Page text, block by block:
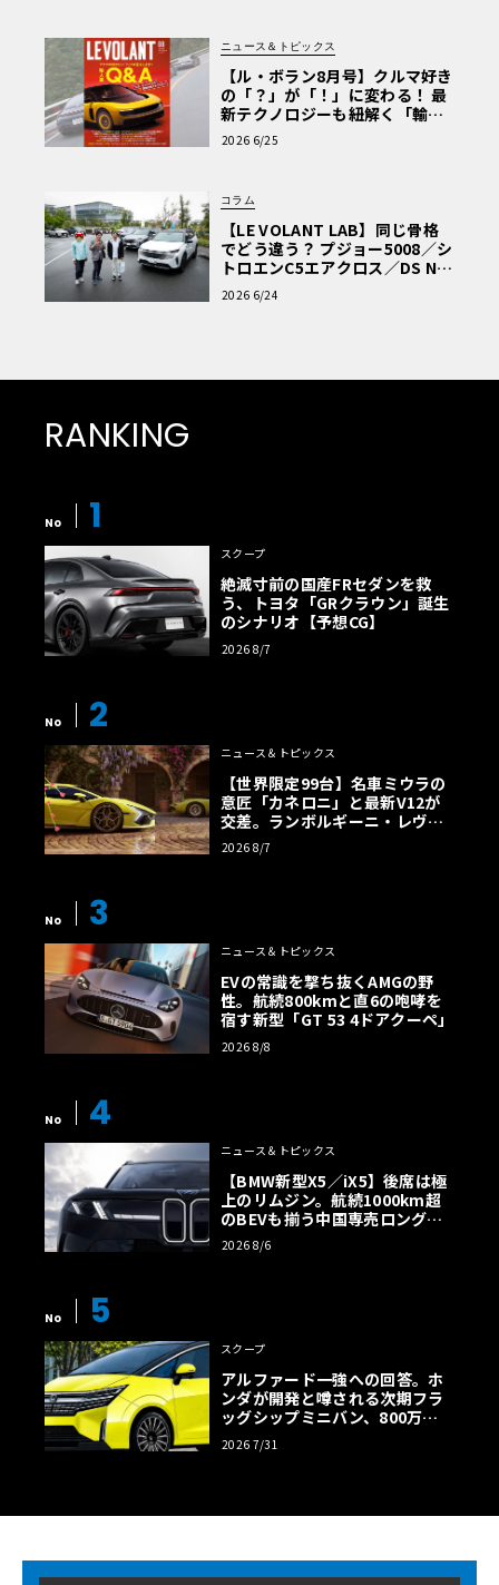
ニュース＆トピックス
【ル・ボラン8月号】クルマ好き
の「？」が「！」に変わる！ 最
新テクノロジーも紐解く「輸入
車Q&A」
2026 6/25
コラム
【LE VOLANT LAB】同じ骨格
でどう違う？ プジョー5008／シ
トロエンC5エアクロス／DS Nº4
読者一気乗りレポート
2026 6/24
RANKING
No 1
スクープ
絶滅寸前の国産FRセダンを救
う、トヨタ「GRクラウン」誕生
のシナリオ【予想CG】
2026 8/7
No 2
ニュース＆トピックス
【世界限定99台】名車ミウラの
意匠「カネロニ」と最新V12が
交差。ランボルギーニ・レヴエ
ルトに60周年記念車が登場
2026 8/7
No 3
ニュース＆トピックス
EVの常識を撃ち抜くAMGの野
性。航続800kmと直6の咆哮を
宿す新型「GT 53 4ドアクーペ」
2026 8/8
No 4
ニュース＆トピックス
【BMW新型X5／iX5】後席は極
上のリムジン。航続1000km超
のBEVも揃う中国専売ロング仕
様の全貌
2026 8/6
No 5
スクープ
アルファード一強への回答。ホ
ンダが開発と噂される次期フラ
ッグシップミニバン、800万円
超の勝算【予想CG】
2026 7/31